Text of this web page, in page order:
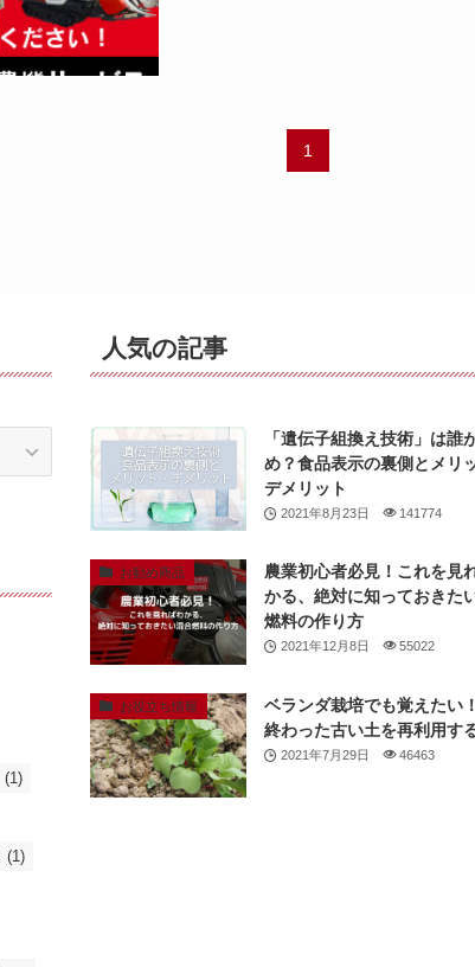
1
(1)
(1)
人気の記事
「遺伝子組換え技術」は誰
め？食品表示の裏側とメリ
デメリット
2021年8月23日 141774
お勧め商品
農業初心者必見！これを見
かる、絶対に知っておきた
燃料の作り方
2021年12月8日 55022
お役立ち情報
ベランダ栽培でも覚えたい
終わった古い土を再利用す
2021年7月29日 46463